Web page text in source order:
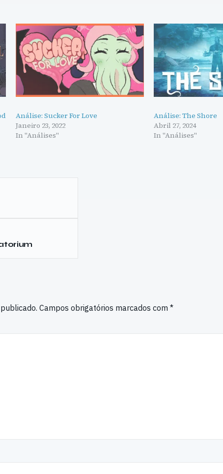
Análise: Sucker For Love
Janeiro 23, 2022
In "Análises"
Análise: The Shore
Abril 27, 2024
In "Análises"
Campos obrigatórios marcados com *